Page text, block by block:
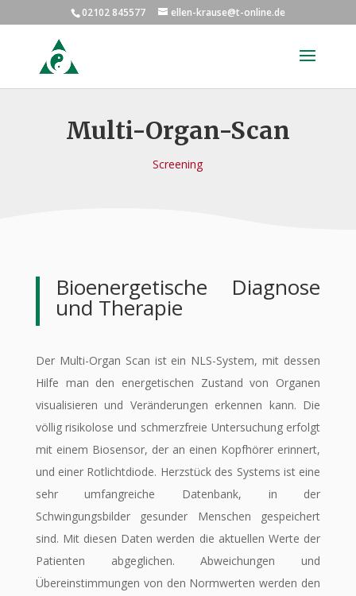
02102 845577 ellen-krause@t-online.de
Multi-Organ-Scan
Screening
Bioenergetische Diagnose
und Therapie
Der Multi-Organ Scan ist ein NLS-System, mit dessen
Hilfe man den energetischen Zustand von Organen
visualisieren und Veränderungen erkennen kann. Die
völlig risikolose und schmerzfreie Untersuchung erfolgt
mit einem Biosensor, der an einen Kopfhörer erinnert,
und einer Rotlichtdiode. Herzstück des Systems ist eine
sehr umfangreiche Datenbank, in der
Schwingungsbilder gesunder Menschen gespeichert
sind. Mit diesen Daten werden die aktuellen Werte der
Patienten abgeglichen. Abweichungen und
Übereinstimmungen von den Normwerten werden den